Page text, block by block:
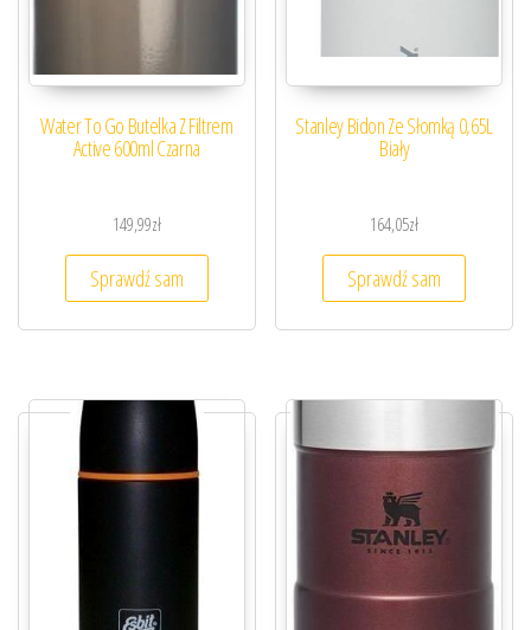
Water To Go Butelka Z Filtrem
Active 600ml Czarna
149,99zł
Sprawdź sam
Stanley Bidon Ze Słomką 0,65L
Biały
164,05zł
Sprawdź sam